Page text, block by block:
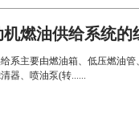
机燃油供给系统的
原理
系主要由燃油箱、低压燃油管
器、喷油泵(转......